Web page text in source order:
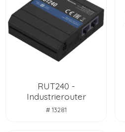
RUT240 -
Industrierouter
# 13281